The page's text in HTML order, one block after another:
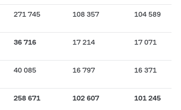
271 745 108 357 104 589
36 716 17 214 17 071
40 085 16 797 16 371
258 671 102 607 101 245